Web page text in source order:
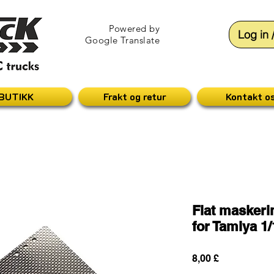
Powered by
Google Translate
Log in
Frakt og retur Kontakt
Flat
for Tamiya
8,00 £Pris